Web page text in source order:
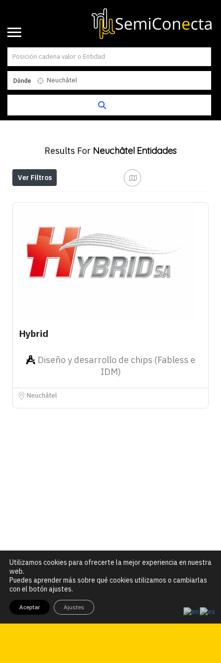
Dónde
Results For Neuchâtel Entidades
Ver Filtros
Hybrid
Diseño y desarrollo de chips (Fabless e
IDM)
Neuchâtel
Utilizamos cookies para ofrecerte la mejor experiencia en nuestra
web.
Puedes aprender más sobre qué cookies utilizamos o cambiarlas
con el botón ajustes.
Aceptar Ajustes